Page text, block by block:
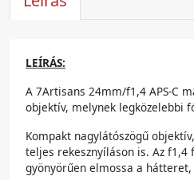
LEÍRÁS:
A 7Artisans 24mm/f1,4 APS-C
objektív, melynek legközelebbi
Kompakt nagylátószögű
teljes rekesznyíláson is. Az f1,4
gyönyörűen elmossa a